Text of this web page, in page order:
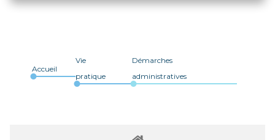
Accueil
Vie
pratique
Démarches
administratives